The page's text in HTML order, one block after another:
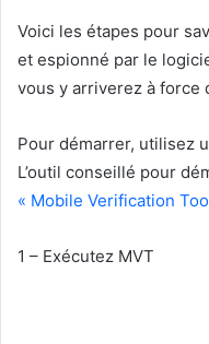
r
Voici les étapes pour
et espionné par le
vous y arriverez à force
Pour démarrer, utilisez
L’outil conseillé pour
« Mobile Verification
1 – Exécutez MVT